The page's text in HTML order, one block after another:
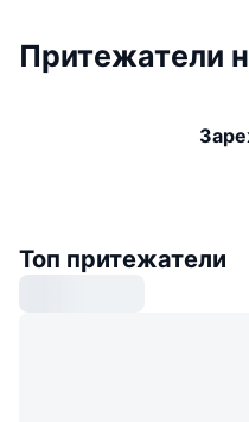
Притежатели
Топ притежатели